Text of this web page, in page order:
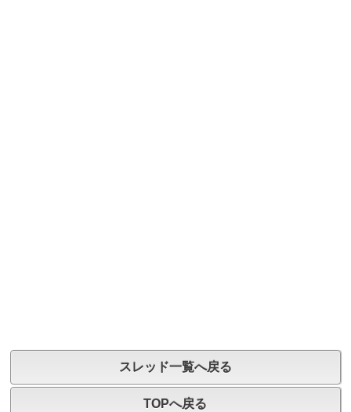
スレッド一覧へ戻る
TOPへ戻る